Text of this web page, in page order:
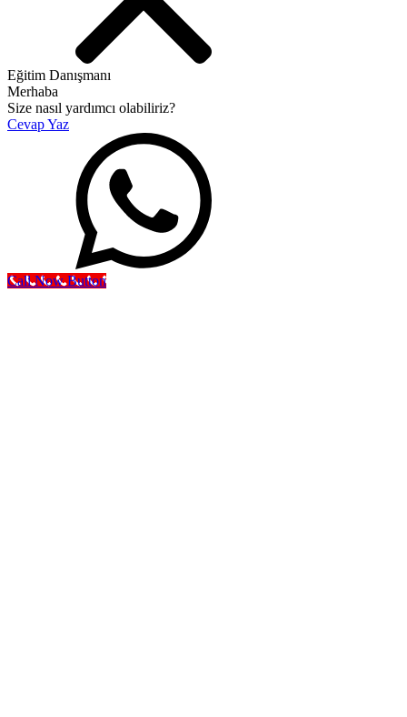
Eğitim Danışmanı
Merhaba
Size nasıl yardımcı olabiliriz?
Cevap Yaz
Call Now Button